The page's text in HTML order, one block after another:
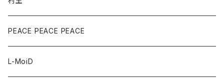
PEACE PEACE PEACE
L-MoiD